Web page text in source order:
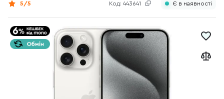
Код: 443641
5/5 Є в наявності